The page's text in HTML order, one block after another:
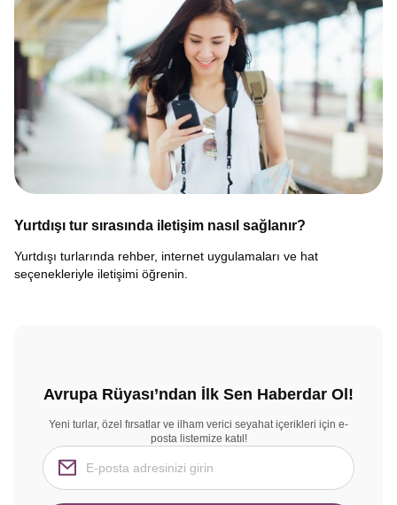
Yurtdışı tur sırasında iletişim nasıl sağlanır?
Yurtdışı turlarında rehber, internet uygulamaları ve hat
seçenekleriyle iletişimi öğrenin.
Avrupa Rüyası’ndan İlk Sen Haberdar Ol!
Yeni turlar, özel fırsatlar ve ilham verici seyahat içerikleri için e-
posta listemize katıl!